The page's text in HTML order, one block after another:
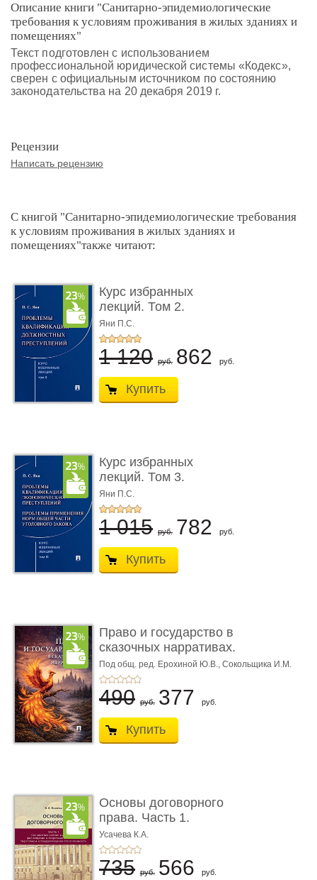
Описание книги "Санитарно-эпидемиологические
требования к условиям проживания в жилых зданиях и
помещениях"
Текст подготовлен с использованием
профессиональной юридической системы «Кодекс»,
сверен с официальным источником по состоянию
законодательства на 20 декабря 2019 г.
Рецензии
Написать рецензию
С книгой "Санитарно-эпидемиологические требования
к условиям проживания в жилых зданиях и
помещениях"также читают:
Курс избранных
лекций. Том 2.
Проблемы квалифик ...
Яни П.С.
1 120 руб. 862 руб.
Купить
Курс избранных
лекций. Том 3.
Проблемы квалифик ...
Яни П.С.
1 015 руб. 782 руб.
Купить
Право и государство в
сказочных нарративах.
Мо ...
Под общ. ред. Ерохиной Ю.В., Сокольщика И.М.
490 руб. 377 руб.
Купить
Основы договорного
права. Часть 1.
Становление ...
Усачева К.А.
735 руб. 566 руб.